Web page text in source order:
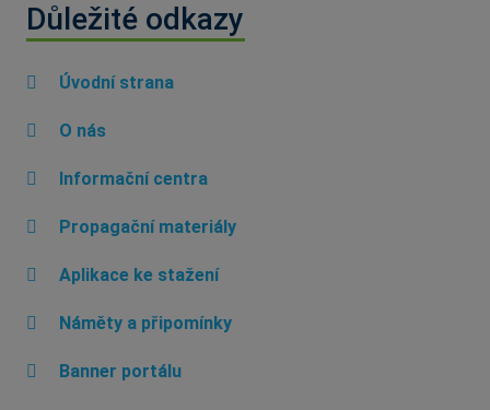
Důležité odkazy
Úvodní strana
O nás
Informační centra
Propagační materiály
Aplikace ke stažení
Náměty a připomínky
Banner portálu